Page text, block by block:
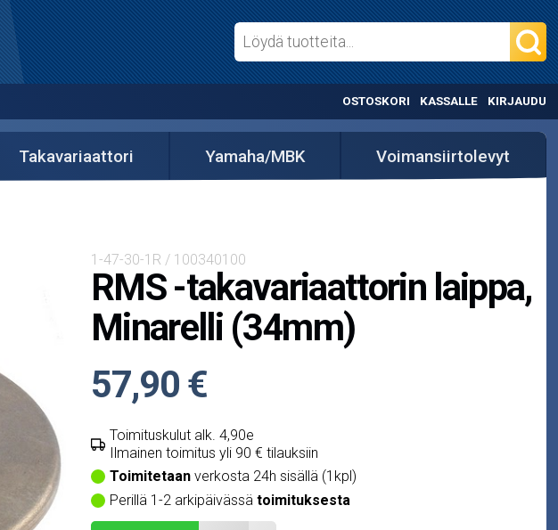
OSTOSKORI KASSALLE KIRJAUDU
Takavariaattori Yamaha/MBK Voimansiirtolevyt
1-47-30-1R / 100340100
RMS -takavariaattorin laippa,
Minarelli (34mm)
57,90 €
Toimituskulut alk. 4,90e
Ilmainen toimitus yli 90 € tilauksiin
Toimitetaanverkosta 24h sisällä (1kpl)
Perillä 1-2 arkipäivässä toimituksesta